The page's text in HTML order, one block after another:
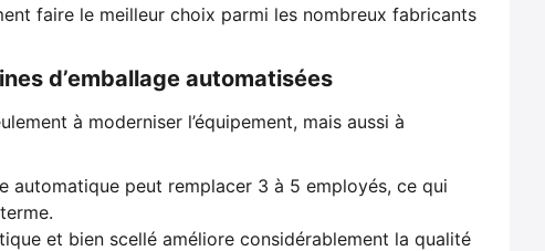
faire le meilleur choix parmi les nombreux fabricants
d’emballage automatisées
à moderniser l’équipement, mais aussi à
automatique peut remplacer 3 à 5 employés, ce qui
et bien scellé améliore considérablement la qualité